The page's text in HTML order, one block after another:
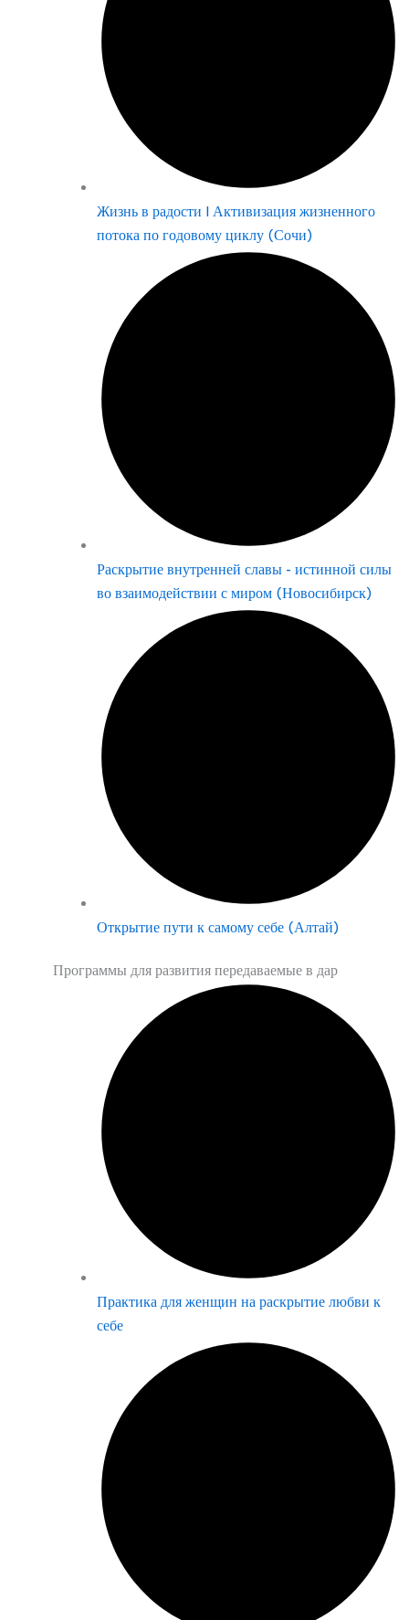
Жизнь в радости | Активизация жизненного
потока по годовому циклу (Сочи)
Раскрытие внутренней славы - истинной силы
во взаимодействии с миром (Новосибирск)
Открытие пути к самому себе (Алтай)
Программы для развития передаваемые в дар
Практика для женщин на раскрытие любви к
себе